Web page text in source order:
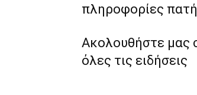
πληροφορίες
Ακολουθήστε μας
όλες τις ειδήσεις